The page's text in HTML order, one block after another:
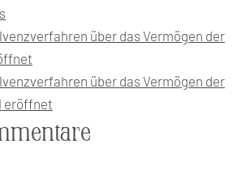
über das Vermögen der
über das Vermögen der
eröffnet